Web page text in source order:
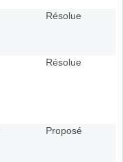
Résolue
Résolue
Proposé